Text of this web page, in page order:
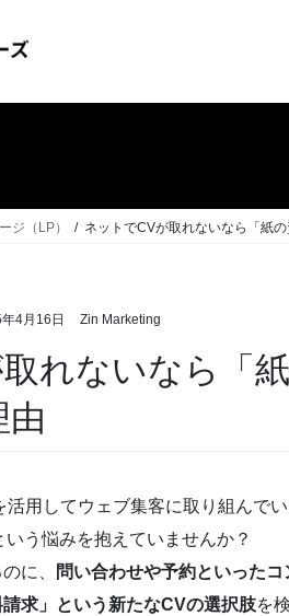
ジ（LP） ネットでCVが取れないなら「紙
4月16日 Zin Marketing
れないなら「
用してウェブ集客に取り組んでい
いう悩みを抱えていませんか？
に、
問い合わせや予約といった
請求」という新たなCVの選択肢を